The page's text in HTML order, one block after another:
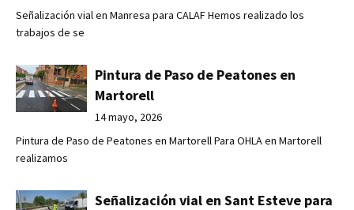
Señalización vial en Manresa para CALAF Hemos realizado los
trabajos de se
Pintura de Paso de Peatones en
Martorell
14 mayo, 2026
Pintura de Paso de Peatones en Martorell Para OHLA en Martorell
realizamos
Señalización vial en Sant Esteve para